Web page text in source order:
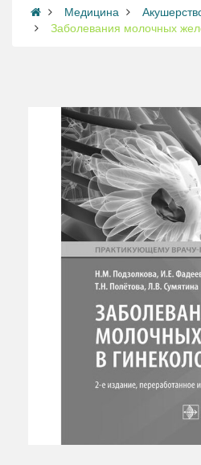
Медицина
Акушерство
Заболевания молочных